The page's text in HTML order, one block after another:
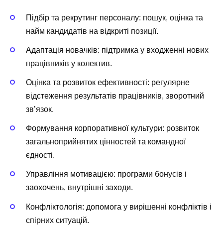
Підбір та рекрутинг персоналу: пошук, оцінка та
найм кандидатів на відкриті позиції.
Адаптація новачків: підтримка у входженні нових
працівників у колектив.
Оцінка та розвиток ефективності: регулярне
відстеження результатів працівників, зворотний
зв’язок.
Формування корпоративної культури: розвиток
загальноприйнятих цінностей та командної
єдності.
Управління мотивацією: програми бонусів і
заохочень, внутрішні заходи.
Конфліктологія: допомога у вирішенні конфліктів і
спірних ситуацій.